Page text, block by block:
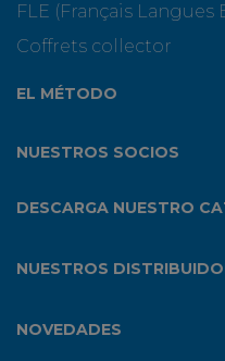
FLE (Français Langues
Coffrets collector
EL MÉTODO
NUESTROS SOCIOS
DESCARGA NUESTRO
NUESTROS
NOVEDADES